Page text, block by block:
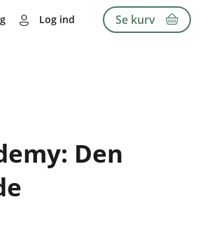
Log ind Se kurv
Den